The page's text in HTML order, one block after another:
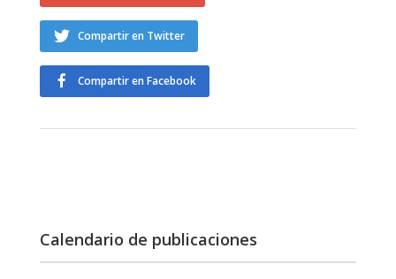
Compartir en Twitter
Compartir en Facebook
Calendario de publicaciones